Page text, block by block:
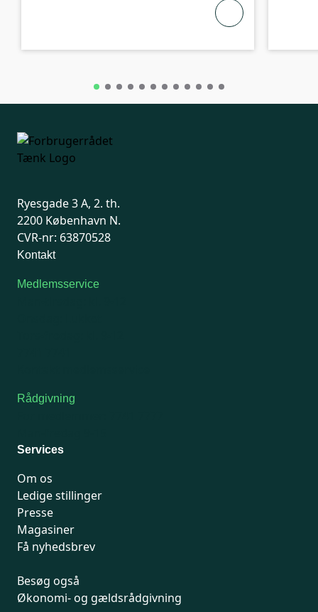
Ryesgade 3 A, 2. th.
2200 København N.
CVR-nr: 63870528
Kontakt
Medlemsservice
Rådgivning
Services
Om os
Ledige stillinger
Presse
Magasiner
Få nyhedsbrev
Besøg også
Økonomi- og gældsrådgivning